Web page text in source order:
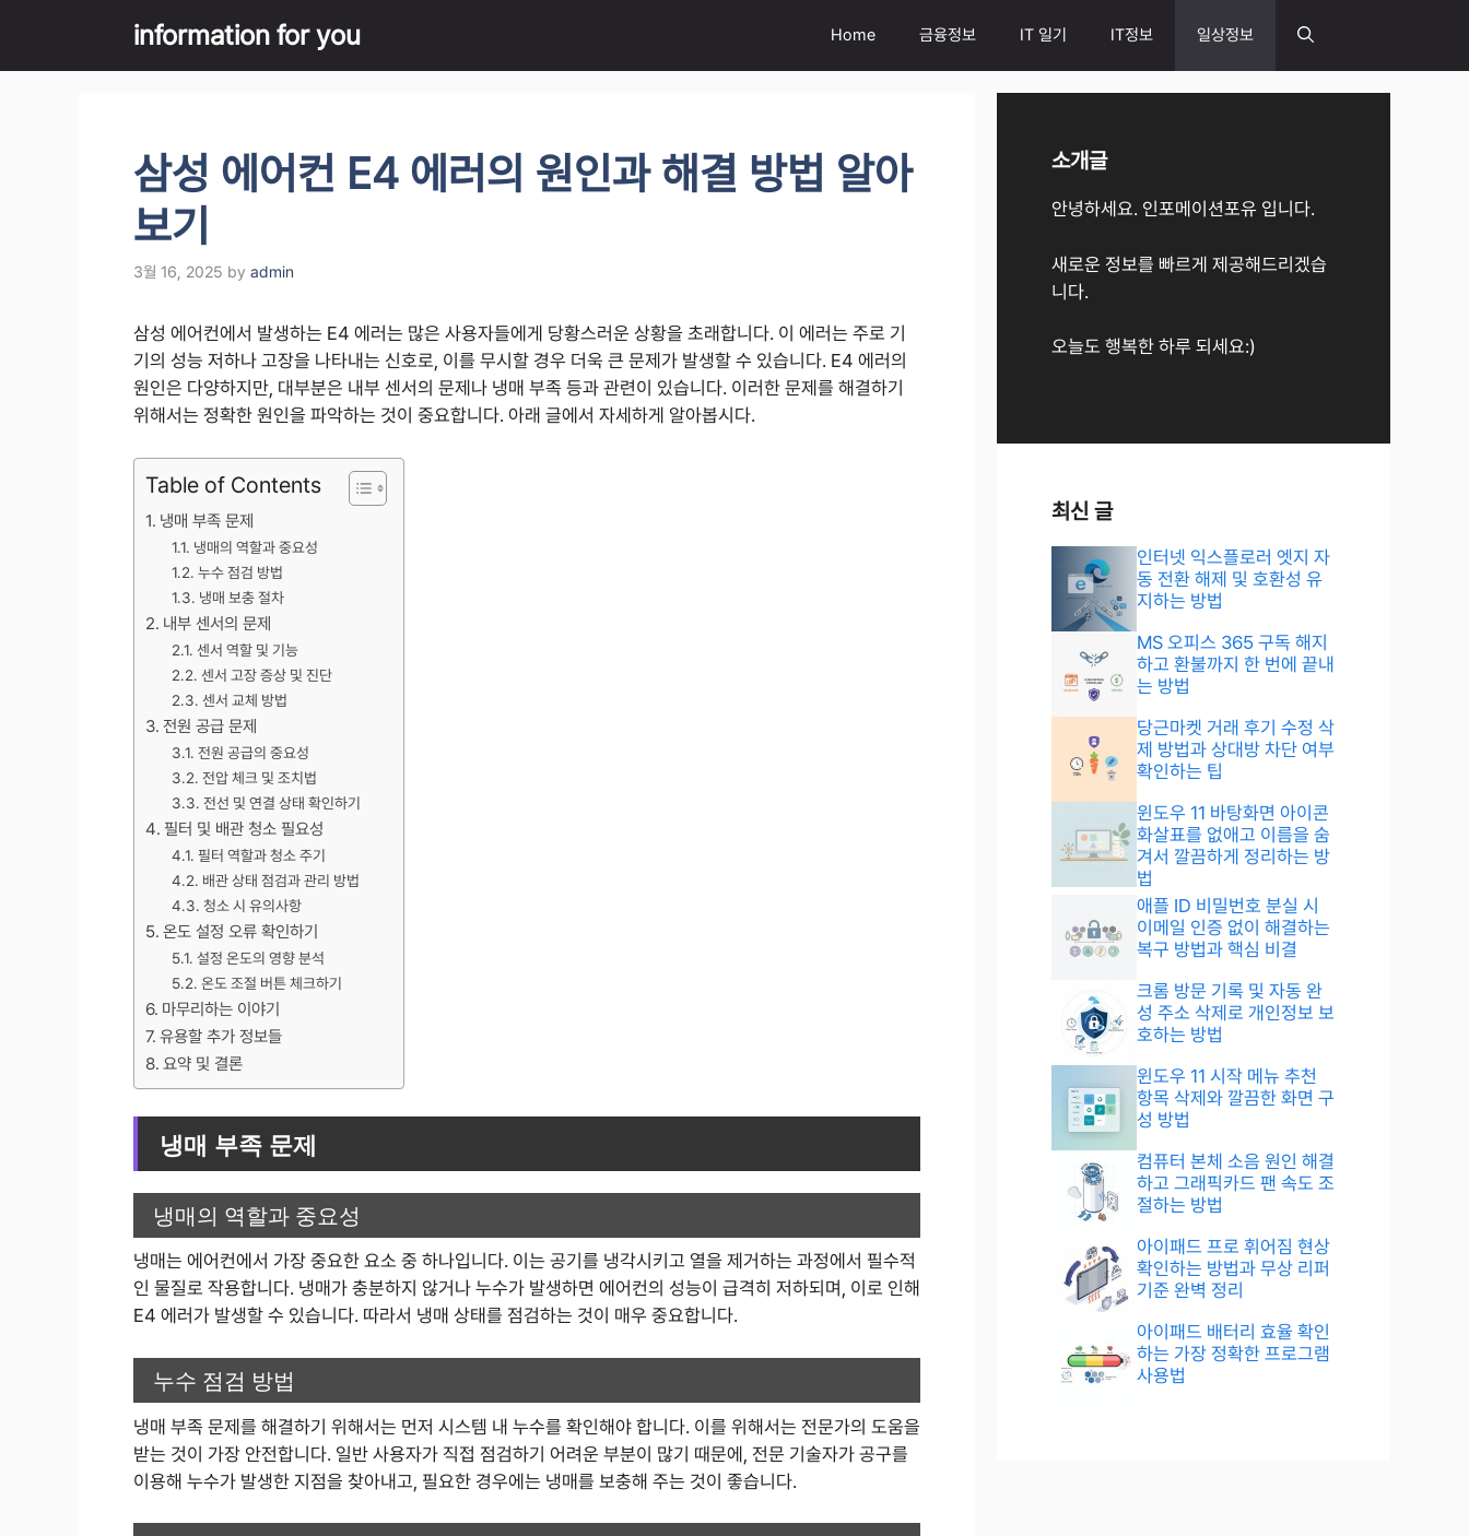
content
information for you Home 금융정보 IT 일기 IT정보 일상정보
삼성 에어컨 E4 에러의 원인과 해결 방법 알아
보기
3월 16, 2025 by admin
삼성 에어컨에서 발생하는 E4 에러는 많은 사용자들에게 당황스러운 상황을 초래합니다. 이 에러는 주로 기
기의 성능 저하나 고장을 나타내는 신호로, 이를 무시할 경우 더욱 큰 문제가 발생할 수 있습니다. E4 에러의
원인은 다양하지만, 대부분은 내부 센서의 문제나 냉매 부족 등과 관련이 있습니다. 이러한 문제를 해결하기
위해서는 정확한 원인을 파악하는 것이 중요합니다. 아래 글에서 자세하게 알아봅시다.
Table of Contents
냉매 부족 문제
냉매의 역할과 중요성
누수 점검 방법
냉매 보충 절차
내부 센서의 문제
센서 역할 및 기능
센서 고장 증상 및 진단
센서 교체 방법
전원 공급 문제
전원 공급의 중요성
전압 체크 및 조치법
전선 및 연결 상태 확인하기
필터 및 배관 청소 필요성
필터 역할과 청소 주기
배관 상태 점검과 관리 방법
청소 시 유의사항
온도 설정 오류 확인하기
설정 온도의 영향 분석
온도 조절 버튼 체크하기
마무리하는 이야기
유용할 추가 정보들
요약 및 결론
냉매 부족 문제
냉매의 역할과 중요성
냉매는 에어컨에서 가장 중요한 요소 중 하나입니다. 이는 공기를 냉각시키고 열을 제거하는 과정에서 필수적
인 물질로 작용합니다. 냉매가 충분하지 않거나 누수가 발생하면 에어컨의 성능이 급격히 저하되며, 이로 인해
E4 에러가 발생할 수 있습니다. 따라서 냉매 상태를 점검하는 것이 매우 중요합니다.
누수 점검 방법
냉매 부족 문제를 해결하기 위해서는 먼저 시스템 내 누수를 확인해야 합니다. 이를 위해서는 전문가의 도움을
받는 것이 가장 안전합니다. 일반 사용자가 직접 점검하기 어려운 부분이 많기 때문에, 전문 기술자가 공구를
이용해 누수가 발생한 지점을 찾아내고, 필요한 경우에는 냉매를 보충해 주는 것이 좋습니다.
소개글
안녕하세요. 인포메이션포유 입니다.
새로운 정보를 빠르게 제공해드리겠습
니다.
오늘도 행복한 하루 되세요:)
최신 글
인터넷 익스플로러 엣지 자
동 전환 해제 및 호환성 유
지하는 방법
MS 오피스 365 구독 해지
하고 환불까지 한 번에 끝내
는 방법
당근마켓 거래 후기 수정 삭
제 방법과 상대방 차단 여부
확인하는 팁
윈도우 11 바탕화면 아이콘
화살표를 없애고 이름을 숨
겨서 깔끔하게 정리하는 방
법
애플 ID 비밀번호 분실 시
이메일 인증 없이 해결하는
복구 방법과 핵심 비결
크롬 방문 기록 및 자동 완
성 주소 삭제로 개인정보 보
호하는 방법
윈도우 11 시작 메뉴 추천
항목 삭제와 깔끔한 화면 구
성 방법
컴퓨터 본체 소음 원인 해결
하고 그래픽카드 팬 속도 조
절하는 방법
아이패드 프로 휘어짐 현상
확인하는 방법과 무상 리퍼
기준 완벽 정리
아이패드 배터리 효율 확인
하는 가장 정확한 프로그램
사용법